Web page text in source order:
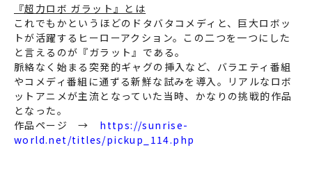
『超力ロボ ガラット』とは
これでもかというほどのドタバタコメディと、巨大ロボッ
トが活躍するヒーローアクション。この二つを一つにした
と言えるのが『ガラット』である。
脈絡なく始まる突発的ギャグの挿入など、バラエティ番組
やコメディ番組に通ずる新鮮な試みを導入。リアルなロボ
ットアニメが主流となっていた当時、かなりの挑戦的作品
となった。
作品ページ → https://sunrise-
world.net/titles/pickup_114.php